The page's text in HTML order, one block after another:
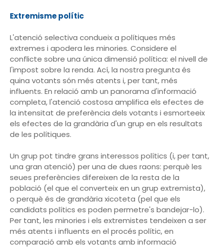
Extremisme polític
L'atenció selectiva condueix a polítiques més
extremes i apodera les minories. Considere el
conflicte sobre una única dimensió política: el nivell de
l'impost sobre la renda. Ací, la nostra pregunta és
quina votants són més atents i, per tant, més
influents. En relació amb un panorama d'informació
completa, l'atenció costosa amplifica els efectes de
la intensitat de preferència dels votants i esmorteeix
els efectes de la grandària d'un grup en els resultats
de les polítiques.
Un grup pot tindre grans interessos polítics (i, per tant,
una gran atenció) per una de dues raons: perquè les
seues preferències difereixen de la resta de la
població (el que el converteix en un grup extremista),
o perquè és de grandària xicoteta (pel que els
candidats polítics es poden permetre's bandejar-lo).
Per tant, les minories i els extremistes tendeixen a ser
més atents i influents en el procés polític, en
comparació amb els votants amb informació